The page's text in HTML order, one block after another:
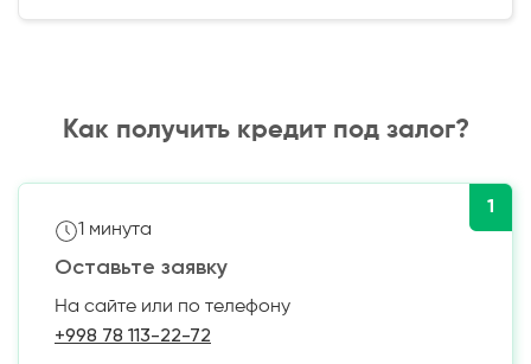
Как получить кредит под залог?
1
1 минута
Оставьте заявку
На сайте или по телефону
+998 78 113-22-72